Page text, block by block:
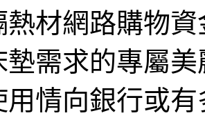
熱材網路購物
墊需求的專屬
用情向銀行或